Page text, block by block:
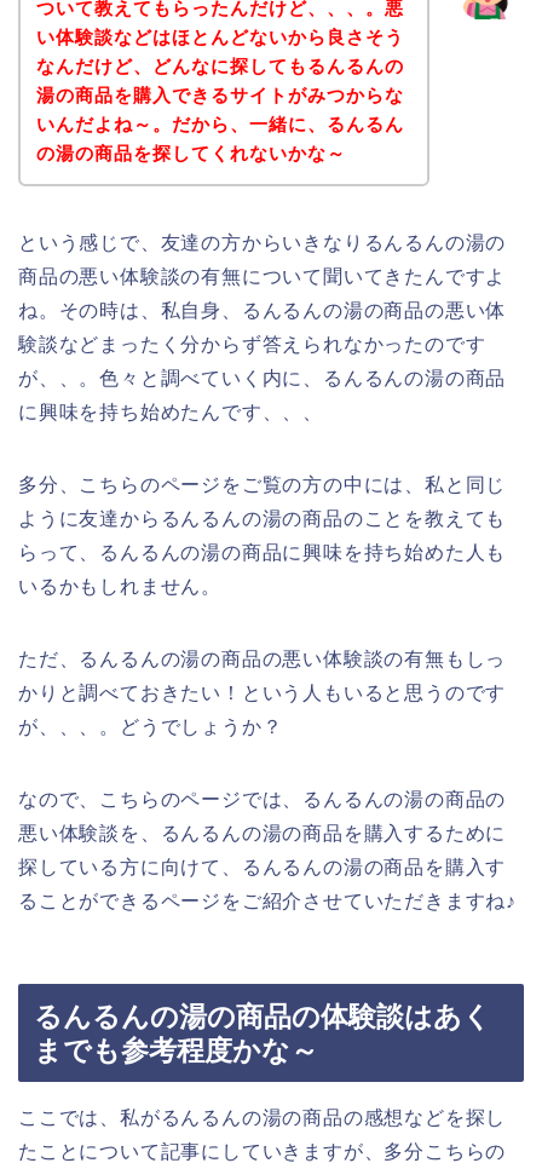
ついて教えてもらったんだけど、、、。悪
い体験談などはほとんどないから良さそう
なんだけど、どんなに探してもるんるんの
湯の商品を購入できるサイトがみつからな
いんだよね～。だから、一緒に、るんるん
の湯の商品を探してくれないかな～
という感じで、友達の方からいきなりるんるんの湯の
商品の悪い体験談の有無について聞いてきたんですよ
ね。その時は、私自身、るんるんの湯の商品の悪い体
験談などまったく分からず答えられなかったのです
が、、。色々と調べていく内に、るんるんの湯の商品
に興味を持ち始めたんです、、、
多分、こちらのページをご覧の方の中には、私と同じ
ように友達からるんるんの湯の商品のことを教えても
らって、るんるんの湯の商品に興味を持ち始めた人も
いるかもしれません。
ただ、るんるんの湯の商品の悪い体験談の有無もしっ
かりと調べておきたい！という人もいると思うのです
が、、、。どうでしょうか？
なので、こちらのページでは、るんるんの湯の商品の
悪い体験談を、るんるんの湯の商品を購入するために
探している方に向けて、るんるんの湯の商品を購入す
ることができるページをご紹介させていただきますね♪
るんるんの湯の商品の体験談はあく
までも参考程度かな～
ここでは、私がるんるんの湯の商品の感想などを探し
たことについて記事にしていきますが、多分こちらの